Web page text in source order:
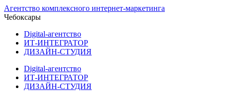
Агентство комплексного интернет-маркетинга
Чебоксары
Digital-агентство
ИТ-ИНТЕГРАТОР
ДИЗАЙН-СТУДИЯ
Digital-агентство
ИТ-ИНТЕГРАТОР
ДИЗАЙН-СТУДИЯ